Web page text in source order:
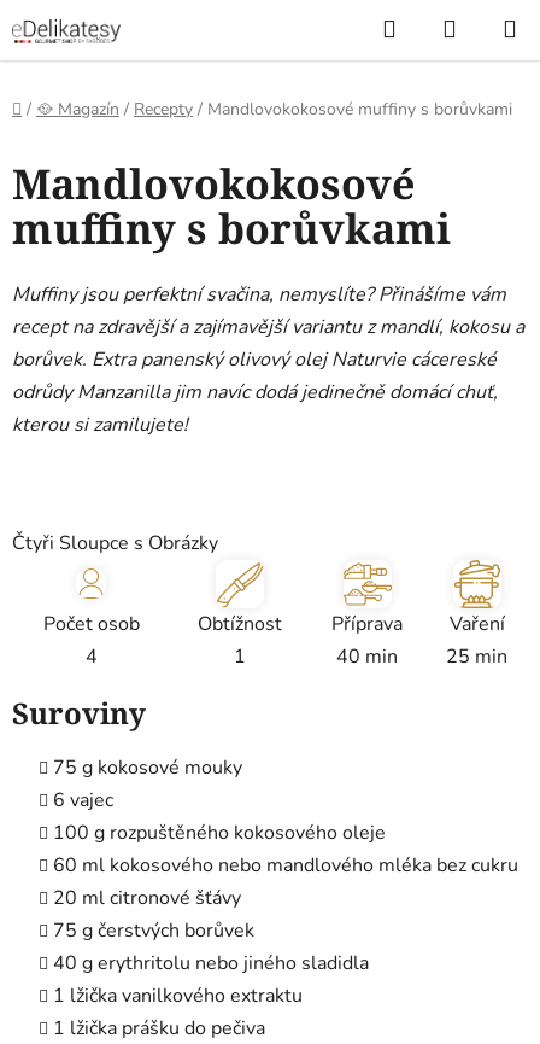
na
obsah
Hledat
KOŠÍK
Domů
/ 🥘 Magazín / Recepty / Mandlovokokosové muffiny s borůvkami
Mandlovokokosové
muffiny s borůvkami
Muffiny jsou perfektní svačina, nemyslíte? Přinášíme vám
recept na zdravější a zajímavější variantu z mandlí, kokosu a
borůvek. Extra panenský olivový olej Naturvie cácereské
odrůdy Manzanilla jim navíc dodá jedinečně domácí chuť,
kterou si zamilujete!
Čtyři Sloupce s Obrázky
Počet osob
4
Obtížnost
1
Příprava
40 min
Vaření
25 min
Suroviny
75 g kokosové mouky
6 vajec
100 g rozpuštěného kokosového oleje
60 ml kokosového nebo mandlového mléka bez cukru
20 ml citronové šťávy
75 g čerstvých borůvek
40 g erythritolu nebo jiného sladidla
1 lžička vanilkového extraktu
1 lžička prášku do pečiva